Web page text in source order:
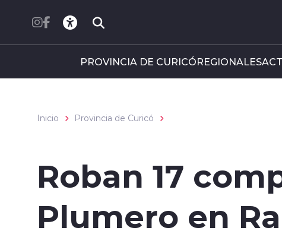
PROVINCIA DE CURICÓREGIONALES
Inicio Provincia de Curicó
Roban 17
Plumero en